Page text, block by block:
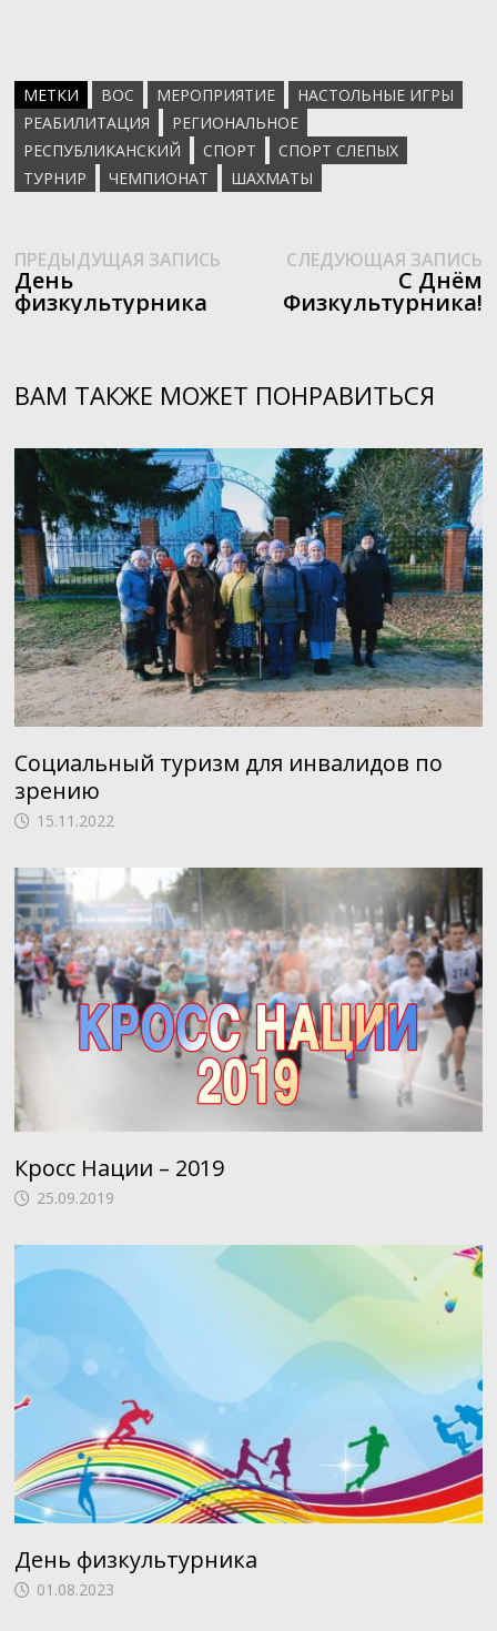
МЕТКИ ВОС МЕРОПРИЯТИЕ
НАСТОЛЬНЫЕ ИГРЫ
РЕАБИЛИТАЦИЯ
РЕГИОНАЛЬНОЕ
РЕСПУБЛИКАНСКИЙ
СПОРТ
СПОРТ СЛЕПЫХ
ТУРНИР
ЧЕМПИОНАТ ШАХМАТЫ
Навигация
по
ПРЕДЫДУЩАЯ ЗАПИСЬПредыдущая
День
физкультурника
СЛЕДУЮЩАЯ ЗАПИСЬ
С Днëм
Физкультурника!
ВАМ ТАКЖЕ МОЖЕТ ПОНРАВИТЬСЯ
Социальный туризм для инвалидов по
зрению
15.11.2022
Кросс Нации – 2019
25.09.2019
День физкультурника
01.08.2023